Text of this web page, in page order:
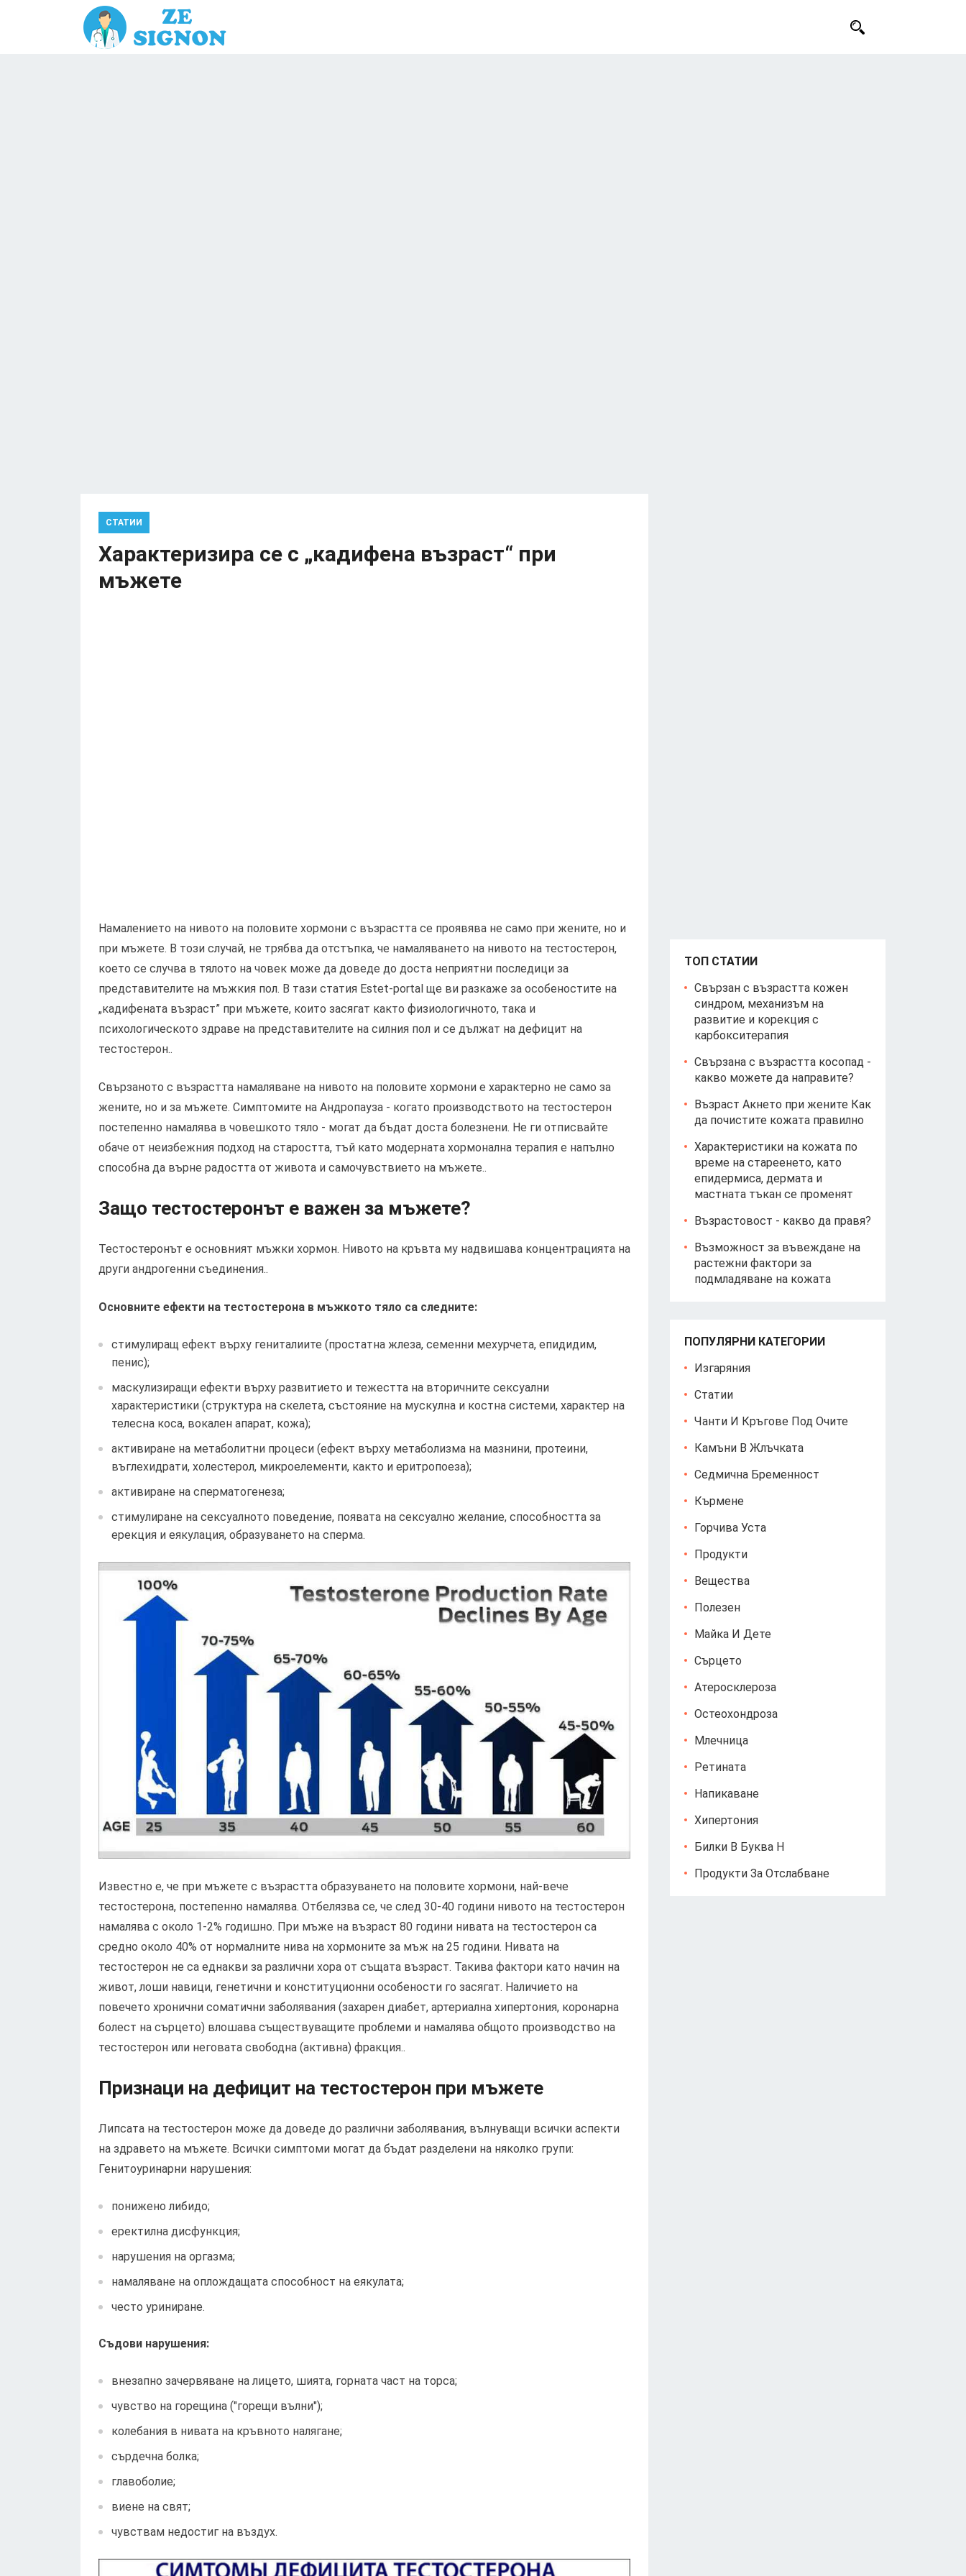
СТАТИИ
Характеризира се с „кадифена възраст“ при
мъжете
Намалението на нивото на половите хормони с възрастта се проявява не само при жените, но и
при мъжете. В този случай, не трябва да отстъпка, че намаляването на нивото на тестостерон,
което се случва в тялото на човек може да доведе до доста неприятни последици за
представителите на мъжкия пол. В тази статия Estet-portal ще ви разкаже за особеностите на
„кадифената възраст” при мъжете, които засягат както физиологичното, така и
психологическото здраве на представителите на силния пол и се дължат на дефицит на
тестостерон..
Свързаното с възрастта намаляване на нивото на половите хормони е характерно не само за
жените, но и за мъжете. Симптомите на Андропауза - когато производството на тестостерон
постепенно намалява в човешкото тяло - могат да бъдат доста болезнени. Не ги отписвайте
обаче от неизбежния подход на старостта, тъй като модерната хормонална терапия е напълно
способна да върне радостта от живота и самочувствието на мъжете..
Защо тестостеронът е важен за мъжете?
Тестостеронът е основният мъжки хормон. Нивото на кръвта му надвишава концентрацията на
други андрогенни съединения..
Основните ефекти на тестостерона в мъжкото тяло са следните:
стимулиращ ефект върху гениталиите (простатна жлеза, семенни мехурчета, епидидим,
пенис);
маскулизиращи ефекти върху развитието и тежестта на вторичните сексуални
характеристики (структура на скелета, състояние на мускулна и костна системи, характер на
телесна коса, вокален апарат, кожа);
активиране на метаболитни процеси (ефект върху метаболизма на мазнини, протеини,
въглехидрати, холестерол, микроелементи, както и еритропоеза);
активиране на сперматогенеза;
стимулиране на сексуалното поведение, появата на сексуално желание, способността за
ерекция и еякулация, образуването на сперма.
Известно е, че при мъжете с възрастта образуването на половите хормони, най-вече
тестостерона, постепенно намалява. Отбелязва се, че след 30-40 години нивото на тестостерон
намалява с около 1-2% годишно. При мъже на възраст 80 години нивата на тестостерон са
средно около 40% от нормалните нива на хормоните за мъж на 25 години. Нивата на
тестостерон не са еднакви за различни хора от същата възраст. Такива фактори като начин на
живот, лоши навици, генетични и конституционни особености го засягат. Наличието на
повечето хронични соматични заболявания (захарен диабет, артериална хипертония, коронарна
болест на сърцето) влошава съществуващите проблеми и намалява общото производство на
тестостерон или неговата свободна (активна) фракция..
Признаци на дефицит на тестостерон при мъжете
Липсата на тестостерон може да доведе до различни заболявания, вълнуващи всички аспекти
на здравето на мъжете. Всички симптоми могат да бъдат разделени на няколко групи:
Генитоуринарни нарушения:
понижено либидо;
еректилна дисфункция;
нарушения на оргазма;
намаляване на оплождащата способност на еякулата;
често уриниране.
Съдови нарушения:
внезапно зачервяване на лицето, шията, горната част на торса;
чувство на горещина ("горещи вълни");
колебания в нивата на кръвното налягане;
сърдечна болка;
главоболие;
виене на свят;
чувствам недостиг на въздух.
ТОП СТАТИИ
Свързан с възрастта кожен
синдром, механизъм на
развитие и корекция с
карбокситерапия
Свързана с възрастта косопад -
какво можете да направите?
Възраст Акнето при жените Как
да почистите кожата правилно
Характеристики на кожата по
време на стареенето, като
епидермиса, дермата и
мастната тъкан се променят
Възрастовост - какво да правя?
Възможност за въвеждане на
растежни фактори за
подмладяване на кожата
ПОПУЛЯРНИ КАТЕГОРИИ
Изгаряния
Статии
Чанти И Кръгове Под Очите
Камъни В Жлъчката
Седмична Бременност
Кърмене
Горчива Уста
Продукти
Вещества
Полезен
Майка И Дете
Сърцето
Атеросклероза
Остеохондроза
Млечница
Ретината
Напикаване
Хипертония
Билки В Буква Н
Продукти За Отслабване